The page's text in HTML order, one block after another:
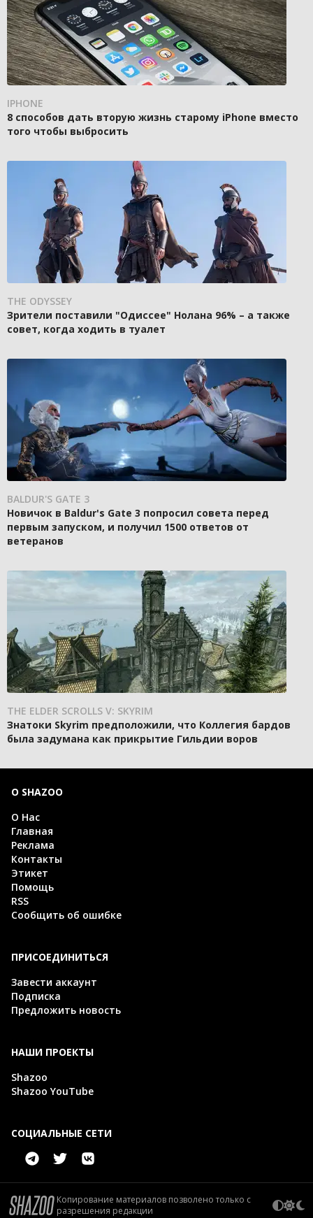
IPHONE
8 способов дать вторую жизнь старому iPhone вместо
того чтобы выбросить
THE ODYSSEY
Зрители поставили "Одиссее" Нолана 96% – а также
совет, когда ходить в туалет
BALDUR'S GATE 3
Новичок в Baldur's Gate 3 попросил совета перед
первым запуском, и получил 1500 ответов от
ветеранов
THE ELDER SCROLLS V: SKYRIM
Знатоки Skyrim предположили, что Коллегия бардов
была задумана как прикрытие Гильдии воров
О SHAZOO
О Нас
Главная
Реклама
Контакты
Этикет
Помощь
RSS
Сообщить об ошибке
ПРИСОЕДИНИТЬСЯ
Завести аккаунт
Подписка
Предложить новость
НАШИ ПРОЕКТЫ
Shazoo
Shazoo YouTube
СОЦИАЛЬНЫЕ СЕТИ
Копирование материалов позволено только с
разрешения редакции